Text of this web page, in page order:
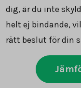
dig, är du inte
helt ej bindande,
rätt beslut för din